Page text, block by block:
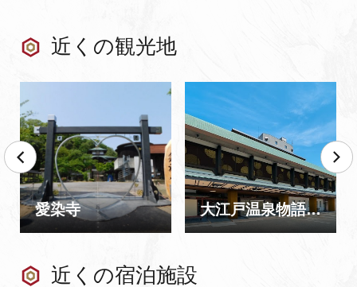
近くの観光地
愛染寺 大江戸温泉物語 Premium 加賀まるや
近くの宿泊施設